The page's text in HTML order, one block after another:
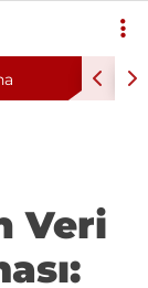
10 bini aşkın
Veri